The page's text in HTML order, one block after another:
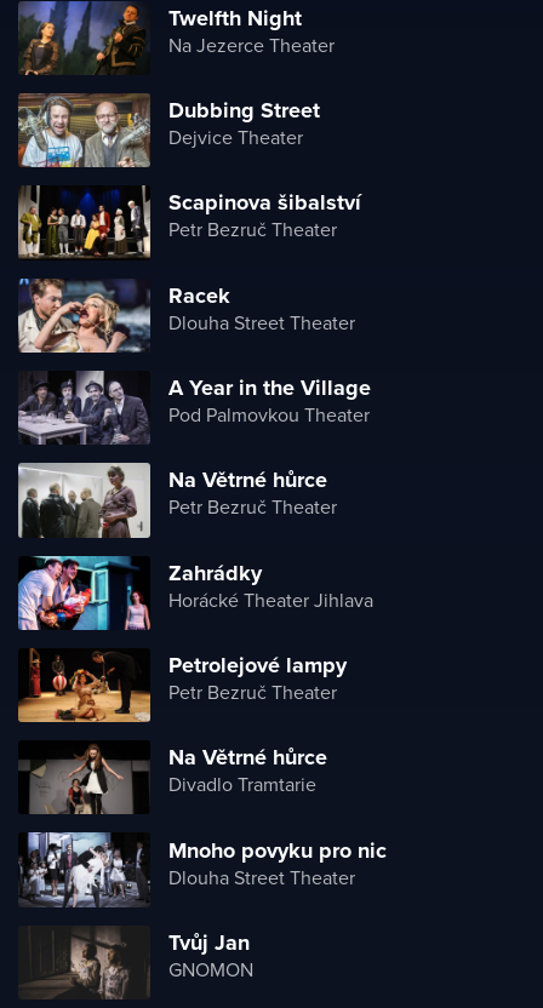
Twelfth Night
Na Jezerce Theater
Dubbing Street
Dejvice Theater
Scapinova šibalství
Petr Bezruč Theater
Racek
Dlouha Street Theater
A Year in the Village
Pod Palmovkou Theater
Na Větrné hůrce
Petr Bezruč Theater
Zahrádky
Horácké Theater Jihlava
Petrolejové lampy
Petr Bezruč Theater
Na Větrné hůrce
Divadlo Tramtarie
Mnoho povyku pro nic
Dlouha Street Theater
Tvůj Jan
GNOMON